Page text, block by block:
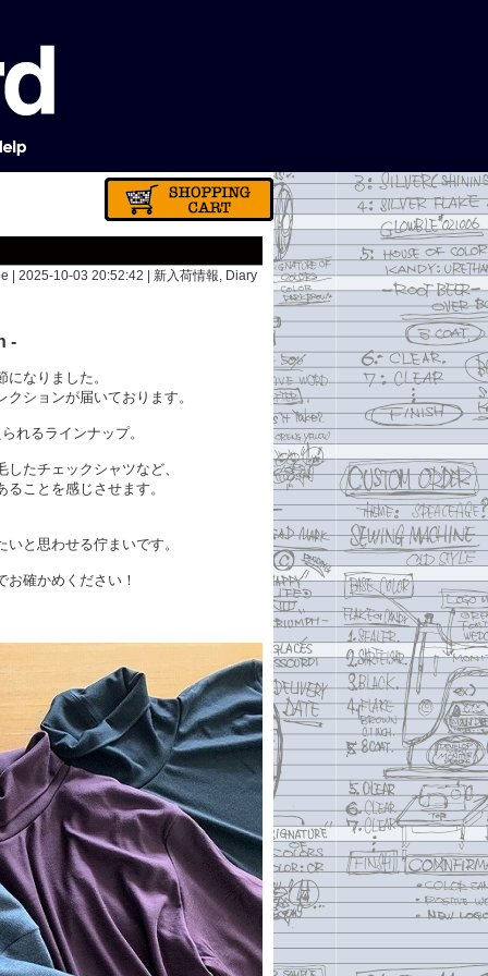
| 2025-10-03 20:52:42 | 新入荷情報, Diary
-
なりました。
ションが届いております。
れるラインナップ。
たチェックシャツなど、
ことを感じさせます。
と思わせる佇まいです。
確かめください！